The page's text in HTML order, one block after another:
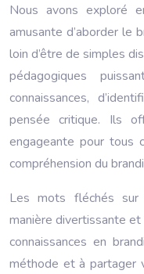
Nous avons exploré
amusante d’aborder le
loin d’être de simples
pédagogiques
connaissances,
pensée critique. Ils
engageante pour tous
compréhension du
Les mots fléchés
manière divertissante
connaissances en
méthode et à partager